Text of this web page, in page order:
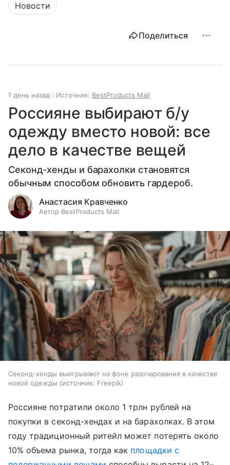
Новости
Поделиться
1 день назад Источник: BestProducts Mail
Россияне выбирают б/у
одежду вместо новой: все
дело в качестве вещей
Секонд-хенды и барахолки становятся
обычным способом обновить гардероб.
Анастасия Кравченко
Автор BestProducts Mail
Секонд-хенды выигрывают на фоне разочарования в качестве
новой одежды
источник: Freepik
Россияне потратили около 1 трлн рублей на
покупки в секонд-хендах и на барахолках. В этом
году традиционный ритейл может потерять около
10% объема рынка, тогда как площадки с